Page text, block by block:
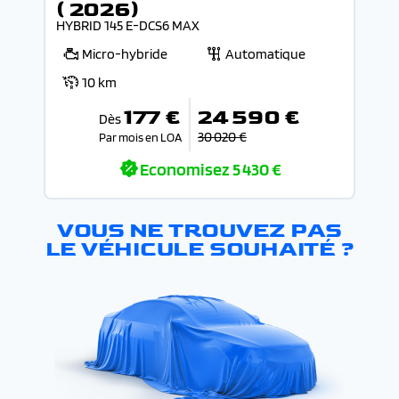
( 2026)
HYBRID 145 E-DCS6 MAX
Micro-hybride
Automatique
10 km
Dès177 €
Par mois en LOA
24 590 €
30 020 €
Economisez5 430 €
VOUS NE TROUVEZ PAS
LE VÉHICULE SOUHAITÉ ?